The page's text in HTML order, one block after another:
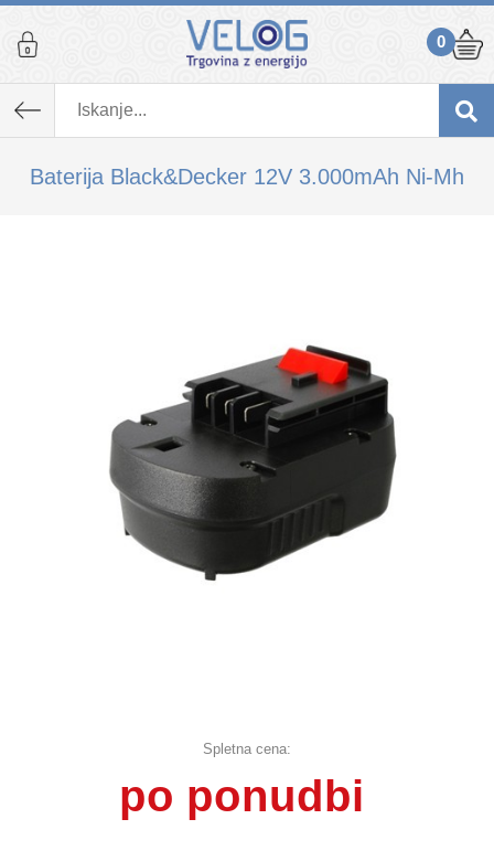
0
Baterija Black&Decker 12V 3.000mAh Ni-Mh
Spletna cena:
po ponudbi
K izdelku, ki ste ga dodali v košarico,
priporočamo tudi...